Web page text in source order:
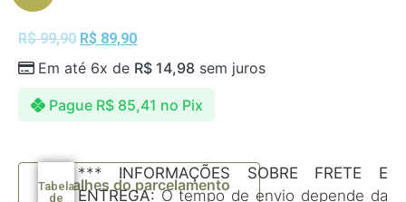
R$99,90 R$ 89,90
Pague R$85,41 no Pix
Em até 6x de R$ 14,98 sem juros
Detalhes do parcelamento
Tabela
de
*** INFORMAÇÕES SOBRE FRETE E
ENTREGA:O tempo de envio depende da